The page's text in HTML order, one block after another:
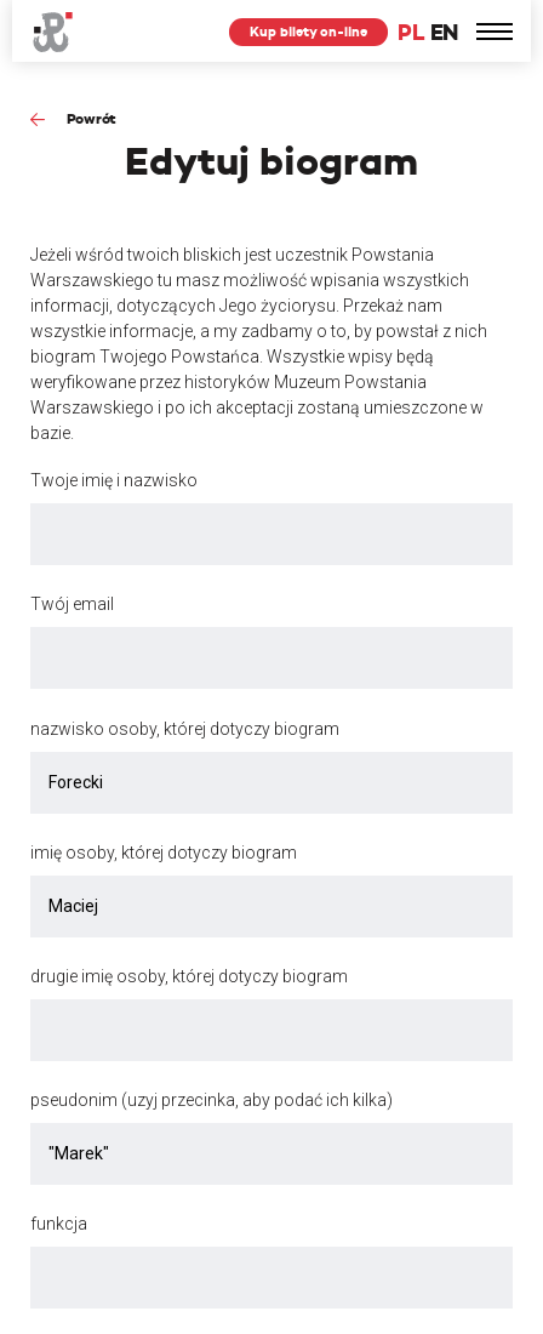
PL EN
Kup bilety on-line
Powrót
Edytuj biogram
Jeżeli wśród twoich bliskich jest uczestnik Powstania
Warszawskiego tu masz możliwość wpisania wszystkich
informacji, dotyczących Jego życiorysu. Przekaż nam
wszystkie informacje, a my zadbamy o to, by powstał z nich
biogram Twojego Powstańca. Wszystkie wpisy będą
weryfikowane przez historyków Muzeum Powstania
Warszawskiego i po ich akceptacji zostaną umieszczone w
bazie.
Twoje imię i nazwisko
Twój email
nazwisko osoby, której dotyczy biogram
imię osoby, której dotyczy biogram
drugie imię osoby, której dotyczy biogram
pseudonim (uzyj przecinka, aby podać ich kilka)
funkcja